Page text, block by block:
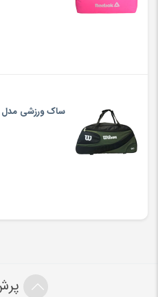
ساک ورزشی مدل MZ002